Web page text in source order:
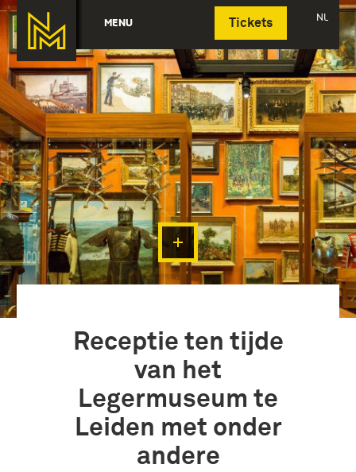
MENU Tickets NL
Deutsch
Receptie ten tijde
van het
Legermuseum te
Leiden met onder
andere